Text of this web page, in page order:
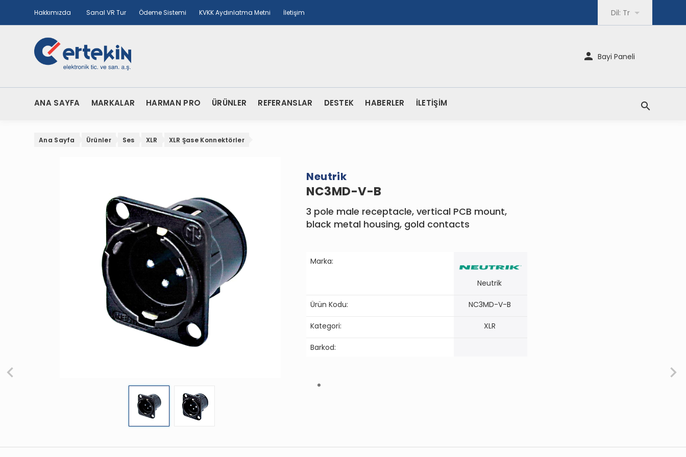
Hakkımızda Sanal VR Tur Ödeme Sistemi KVKK Aydınlatma Metni İletişim Dil: Tr
Bayi Paneli
ANA SAYFA MARKALAR HARMAN PRO ÜRÜNLER REFERANSLAR DESTEK HABERLER İLETİŞİM
Ana Sayfa Ürünler Ses XLR XLR Şase Konnektörler
Neutrik
NC3MD-V-B
3 pole male receptacle, vertical PCB mount,
black metal housing, gold contacts
Marka:
Neutrik
Ürün Kodu: NC3MD-V-B
Kategori: XLR
Barkod: